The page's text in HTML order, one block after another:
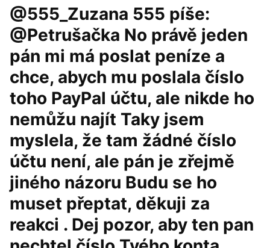
@555_Zuzana 555 píše:
@Petrušačka No právě jeden
pán mi má poslat peníze a
chce, abych mu poslala číslo
toho PayPal účtu, ale nikde ho
nemůžu najít Taky jsem
myslela, že tam žádné číslo
účtu není, ale pán je zřejmě
jiného názoru Budu se ho
muset přeptat, děkuji za
reakci . Dej pozor, aby ten pan